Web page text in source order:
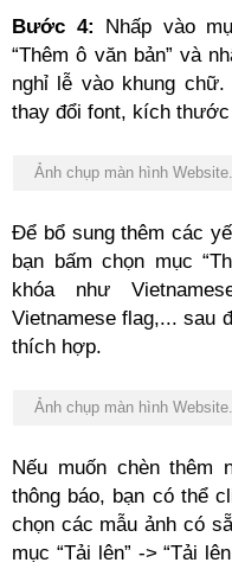
Bước Nhấp vào
“Thêm ô văn bản” và
nghỉ lễ vào khung chữ.
thay đổi font, kích thước
Ảnh chụp màn hình Website.
Để bổ sung thêm các
bạn bấm chọn mục
khóa như
Vietnamese flag,... sau
thích hợp.
Ảnh chụp màn hình Website.
Nếu muốn chèn thêm
thông báo, bạn có thể
chọn các mẫu ảnh có
mục “Tải lên” -> “Tải